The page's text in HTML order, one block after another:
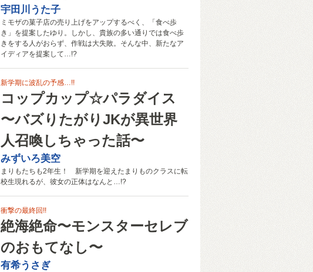
宇田川うた子
ミモザの菓子店の売り上げをアップするべく、「食べ歩
き」を提案したゆり。しかし、貴族の多い通りでは食べ歩
きをする人がおらず、作戦は大失敗。そんな中、新たなア
イディアを提案して…!?
新学期に波乱の予感…!!
コップカップ☆パラダイス
〜バズりたがりJKが異世界
人召喚しちゃった話〜
みずいろ美空
まりもたちも2年生！ 新学期を迎えたまりものクラスに転
校生現れるが、彼女の正体はなんと…!?
衝撃の最終回!!
絶海絶命〜モンスターセレブ
のおもてなし〜
有希うさぎ